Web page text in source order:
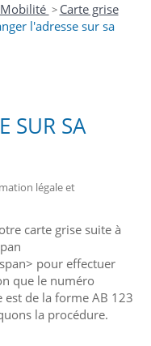
> Carte grise
l'adresse sur sa
SUR SA
légale et
carte grise suite à
pour effectuer
que le numéro
de la forme AB 123
la procédure.